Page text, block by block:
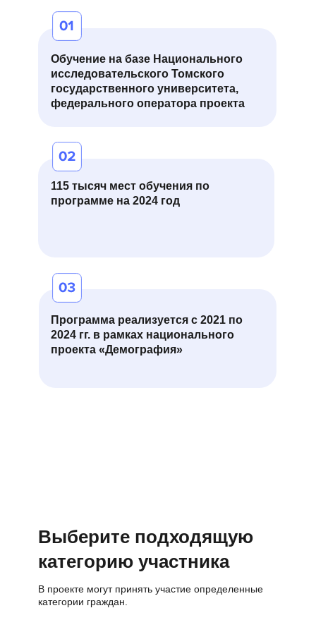
мероприятие и продукт для передачи
профессионального знания «Курс
повышения грамотности для вновь
принятых специалистов и
делопроизводителей», этапы которого
соответствуют «Циклу Колба».
Обучение на базе Национального
исследовательского Томского
государственного университета,
федерального оператора проекта
115 тысяч мест обучения по
программе на 2024 год
Программа реализуется с 2021 по
2024 гг. в рамках национального
проекта «Демография»
Выберите подходящую
категорию участника
В проекте могут принять участие определенные
категории граждан.